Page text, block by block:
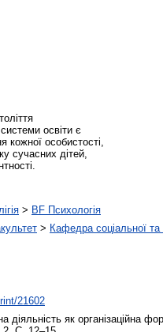
освіти є
особистості,
сучасних дітей,
> BF Психологія
> Кафедра соціальної та
21602
діяльність як організаційна